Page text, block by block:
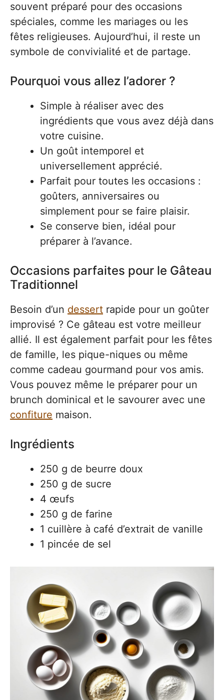
souvent préparé pour des occasions
spéciales, comme les mariages ou les
fêtes religieuses. Aujourd’hui, il reste un
symbole de convivialité et de partage.
Pourquoi vous allez l’adorer ?
Simple à réaliser avec des
ingrédients que vous avez déjà dans
votre cuisine.
Un goût intemporel et
universellement apprécié.
Parfait pour toutes les occasions :
goûters, anniversaires ou
simplement pour se faire plaisir.
Se conserve bien, idéal pour
préparer à l’avance.
Occasions parfaites pour le Gâteau
Traditionnel
Besoin d’un dessert rapide pour un goûter
improvisé ? Ce gâteau est votre meilleur
allié. Il est également parfait pour les fêtes
de famille, les pique-niques ou même
comme cadeau gourmand pour vos amis.
Vous pouvez même le préparer pour un
brunch dominical et le savourer avec une
confiture maison.
Ingrédients
250 g de beurre doux
250 g de sucre
4 œufs
250 g de farine
1 cuillère à café d’extrait de vanille
1 pincée de sel